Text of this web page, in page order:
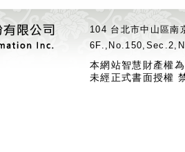
104 台北市中山區
本網站智慧財產權
未經正式書面授權